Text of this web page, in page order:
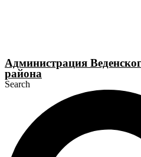
Администрация
района
Search